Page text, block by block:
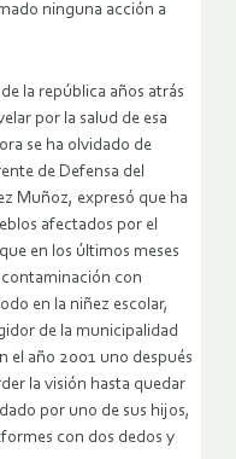
ninguna acción a
la república años atrás
por la salud de esa
se ha olvidado de
de Defensa del
Muñoz, expresó que ha
afectados por el
en los últimos meses
contaminación con
en la niñez escolar,
de la municipalidad
el año 2001 uno después
la visión hasta quedar
por uno de sus hijos,
con dos dedos y